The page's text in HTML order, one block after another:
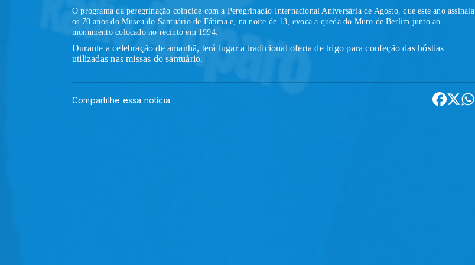
O programa da peregrinação coincide com a Peregrinação Internacional Aniversária de Agosto, que este ano assinala
os 70 anos do Museu do Santuário de Fátima e, na noite de 13, evoca a queda do Muro de Berlim junto ao
monumento colocado no recinto em 1994.
Durante a celebração de amanhã, terá lugar a tradicional oferta de trigo para confeção das hóstias
utilizadas nas missas do santuário.
Compartilhe essa notícia